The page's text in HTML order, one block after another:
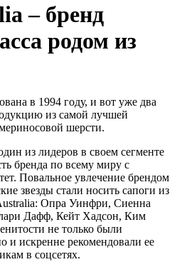
– бренд
родом из
в 1994 году, и вот уже два
из самой лучшей
шерсти.
из лидеров в своем сегменте
бренда по всему миру с
Повальное увлечение брендом
звезды стали носить сапоги из
Опра Уинфри, Сиенна
Дафф, Кейт Хадсон, Ким
не только были
и искренне рекомендовали ее
в соцсетях.